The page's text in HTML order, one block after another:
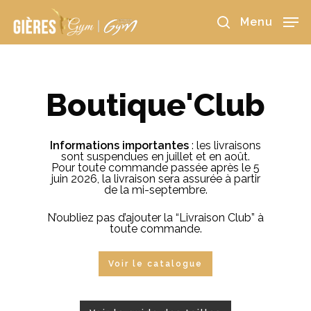
main
content
search
Menu
Boutique'Club
Informations importantes : les livraisons
sont suspendues en juillet et en août.
Pour toute commande passée après le 5
juin 2026, la livraison sera assurée à partir
de la mi-septembre.
N’oubliez pas d’ajouter la “Livraison Club” à
toute commande.
Voir le catalogue